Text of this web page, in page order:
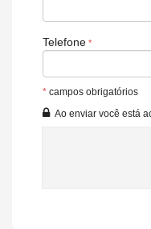
Lavabo
Sacada Técnica
Sala de Jogos
Salão de Festas
Piscina
Espaço Gourmet
Telefone
* campos obrigatórios
Ao enviar você está